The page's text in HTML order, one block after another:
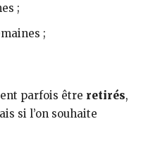
;
;
parfois être retirés,
si l’on souhaite